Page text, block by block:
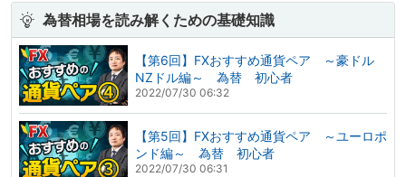
為替相場を読み解くための基礎知識
【第6回】FXおすすめ通貨ペア ～豪ドル
NZドル編～ 為替 初心者
2022/07/30 06:32
【第5回】FXおすすめ通貨ペア ～ユーロポ
ンド編～ 為替 初心者
2022/07/30 06:31